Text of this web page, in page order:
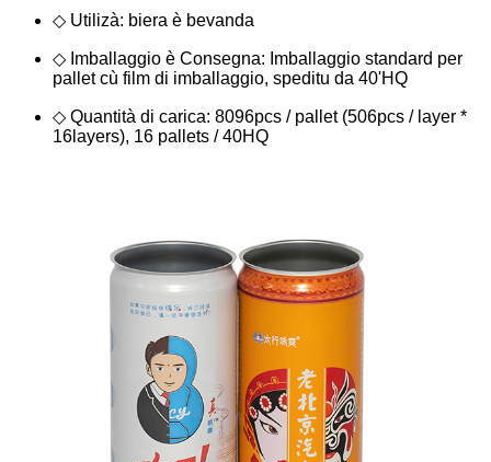
◇ Utilizà: biera è bevanda
◇ Imballaggio è Consegna: Imballaggio standard per
pallet cù film di imballaggio, speditu da 40'HQ
◇ Quantità di carica: 8096pcs / pallet (506pcs / layer *
16layers), 16 pallets / 40HQ